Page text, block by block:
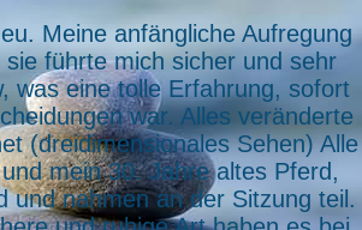
Meine anfängliche Aufregung
führte mich sicher und sehr
was eine tolle Erfahrung, sofort
war. Alles veränderte
(dreidimensionales Sehen) Alle
mein 30. Jahre altes Pferd,
und nahmen an der Sitzung teil.